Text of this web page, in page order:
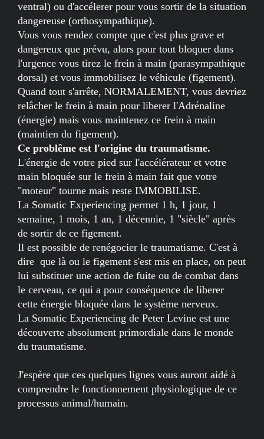
ventral) ou d'accélerer pour vous sortir de la situation
dangereuse (orthosympathique).
Vous vous rendez compte que c'est plus grave et
dangereux que prévu, alors pour tout bloquer dans
l'urgence vous tirez le frein à main (parasympathique
dorsal) et vous immobilisez le véhicule (figement).
Quand tout s'arrête, NORMALEMENT, vous devriez
relâcher le frein à main pour liberer l'Adrénaline
(énergie) mais vous maintenez ce frein à main
(maintien du figement).
Ce problême est l'origine du traumatisme.
L'énergie de votre pied sur l'accélérateur et votre
main bloquée sur le frein à main fait que votre
"moteur" tourne mais reste IMMOBILISE.
La Somatic Experiencing permet 1 h, 1 jour, 1
semaine, 1 mois, 1 an, 1 décennie, 1 "siècle" après
de sortir de ce figement.
Il est possible de renégocier le traumatisme. C'est à
dire que là ou le figement s'est mis en place, on peut
lui substituer une action de fuite ou de combat dans
le cerveau, ce qui a pour conséquence de liberer
cette énergie bloquée dans le système nerveux.
La Somatic Experiencing de Peter Levine est une
découverte absolument primordiale dans le monde
du traumatisme.
J'espère que ces quelques lignes vous auront aidé à
comprendre le fonctionnement physiologique de ce
processus animal/humain.